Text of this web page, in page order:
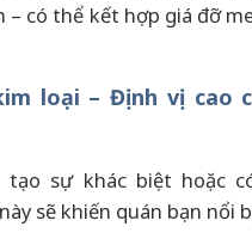
– có thể kết hợp giá đỡ
loại – Định vị cao
tạo sự khác biệt hoặc
sẽ khiến quán bạn nổi